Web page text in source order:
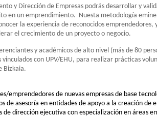
y Dirección de Empresas podrás desarrollar y
en un emprendimiento. Nuesta metodología
la experiencia de reconocidos emprendedores,
el crecimiento de un proyecto o negocio.
y académicos de alto nivel (más de 80
con UPV/EHU, para realizar prácticas
Bizkaia.
emprendedores de nuevas empresas de base
de asesoría en entidades de apoyo a la creación de
dirección ejecutiva con especialización en áreas